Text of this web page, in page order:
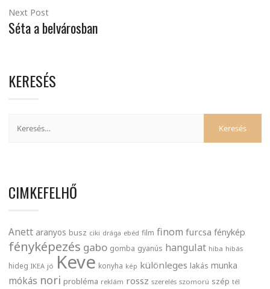
Next Post
Séta a belvárosban
KERESÉS
CIMKEFELHŐ
Anett aranyos busz ciki drága ebéd film finom furcsa fénykép
fényképezés gabo gomba gyanús hangulat hiba hibás
hideg IKEA jó Keve konyha kép különleges lakás munka
mókás nori probléma reklám rossz szerelés szomorú szép tél